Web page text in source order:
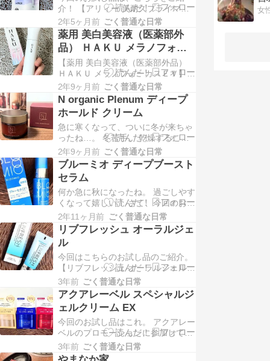
PA＋＋＋＋）だし、 「フリクシ…
介！ 【アリィー 美耐久プライマー
UV】 ALLIE様のプロモーションに参
加中 2024年2月10日に発売されたば
かりの新商品。 これは朝塗りたての
顔印象がつづく 美耐久プライマー。
UV下地だけで7つの悩みにアプロー
チしてくれるよ。 裏面にも、こん…
2年5ヶ月前 ごく普通な日常
薬用 美白美容液（医薬部外
品） ＨＡＫＵ メラノフォー
カスＥＶ
【薬用 美白美容液（医薬部外品）
ＨＡＫＵ メラノフォーカスＥＶ】
ＨＡＫＵからプレゼントで商品をい
ただきました 薬用 美白美容液「メ
ラノフォーカス」シリーズは 先進の
シミ予防研究を蓄積しながら進化。
独自処方で、2種の美白有効成分
（4ＭＳＫ、m-トラネキサム酸）を
配合。 シミ…
2年9ヶ月前 ごく普通な日常
N organic Plenum ディープ
ホールド クリーム
急に寒くなって、ついに冬が来ちゃ
ったね…。 冬苦手。 乾燥するこの
季節におすすめな 今回のお試し品は
こちら。 【N organic Plenum ディ
ープホールド クリーム】 N organic
様のプロモーションに参加中 「N
organic Plenum」は、 N organ…
2年9ヶ月前 ごく普通な日常
ブルーミオ ディープブースト
セラム
何か急に秋になったね。 過ごしやす
くなって嬉しい！ さて、今回のお試
し品はこちら。 【ブルーミオ ディ
ープブーストセラム】 ロート製薬様
のプロモーションに参加中 これは洗
顔後すぐの肌に使用する導入美容
液。 ロート製薬の皮膚科学研究から
生まれた 独自成分の「ブルーセラミ
ド」が配合さ…
2年11ヶ月前 ごく普通な日常
リブフレッシュ オーラルジェ
ル
今回はこちらのお試し品のご紹介。
【リブフレッシュ オーラルジェル】
ロート製薬様のプロモーションに参
加中 アメリカ・シリコンバレーで生
まれた オーラルケア化粧品だよ。
ブラッシング効果により、 香りでご
まかさず、殺菌剤も使わず 臭いの元
となるバイオフィルム（汚れ）を除
去し 歯を…
3年前 ごく普通な日常
アクアレーベル スペシャルジ
ェルクリーム EX
今回のお試し品はこれ。 アクアレー
ベルのプロモーションに参加してい
ます 【アクアレーベル スペシャル
ジェルクリーム EX】 ※公式ホーム
3年前 ごく普通な日常
女